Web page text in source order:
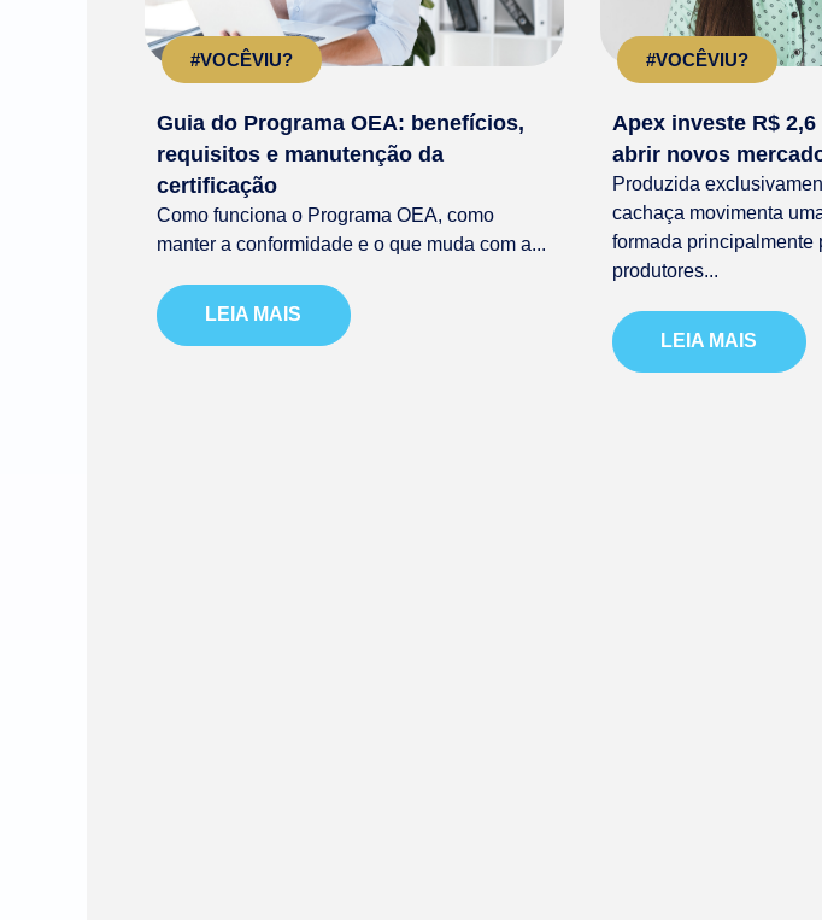
#VOCÊVIU?
Guia do Programa OEA: benefícios,
requisitos e manutenção da
certificação
Como funciona o Programa OEA, como
manter a conformidade e o que muda com a...
LEIA MAIS
#VOCÊVIU?
Apex investe R$
abrir novos
Produzida
cachaça movimenta
formada principalmente
produtores...
LEIA MAIS